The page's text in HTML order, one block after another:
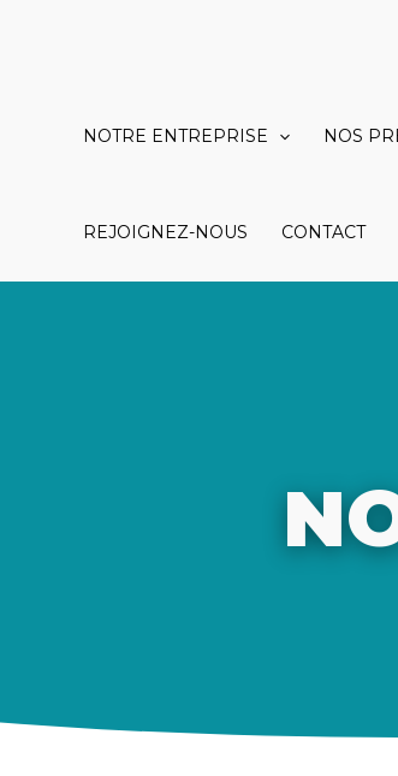
NOTRE ENTREPRISE NOS
REJOIGNEZ-NOUS CONTACT